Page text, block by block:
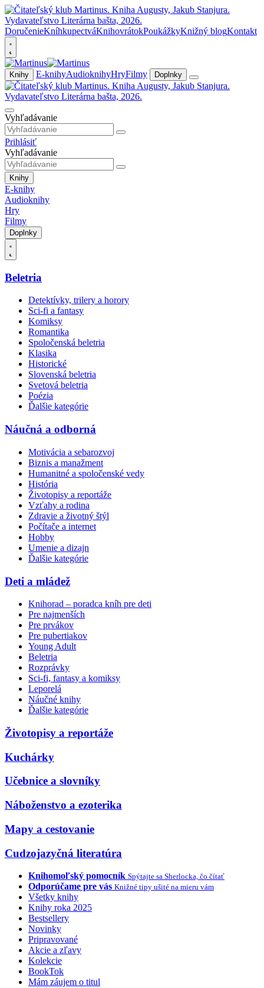
DoručenieKníhkupectváKnihovrátokPoukážkyKnižný blogKontakt
Knihy E-knihyAudioknihyHryFilmy Doplnky
Vyhľadávanie
Prihlásiť
Vyhľadávanie
Knihy
E-knihy
Audioknihy
Hry
Filmy
Doplnky
Beletria
Detektívky, trilery a horory
Sci-fi a fantasy
Komiksy
Romantika
Spoločenská beletria
Klasika
Historické
Slovenská beletria
Svetová beletria
Poézia
Ďalšie kategórie
Náučná a odborná
Motivácia a sebarozvoj
Biznis a manažment
Humanitné a spoločenské vedy
História
Životopisy a reportáže
Vzťahy a rodina
Zdravie a životný štýl
Počítače a internet
Hobby
Umenie a dizajn
Ďalšie kategórie
Deti a mládež
Knihorad – poradca kníh pre deti
Pre najmenších
Pre prvákov
Pre pubertiakov
Young Adult
Beletria
Rozprávky
Sci-fi, fantasy a komiksy
Leporelá
Náučné knihy
Ďalšie kategórie
Životopisy a reportáže
Kuchárky
Učebnice a slovníky
Náboženstvo a ezoterika
Mapy a cestovanie
Cudzojazyčná literatúra
Knihomoľský pomocník Spýtajte sa Sherlocka, čo čítať
Odporúčame pre vás Knižné tipy ušité na mieru vám
Všetky knihy
Knihy roka 2025
Bestsellery
Novinky
Pripravované
Akcie a zľavy
Kolekcie
BookTok
Mám záujem o titul